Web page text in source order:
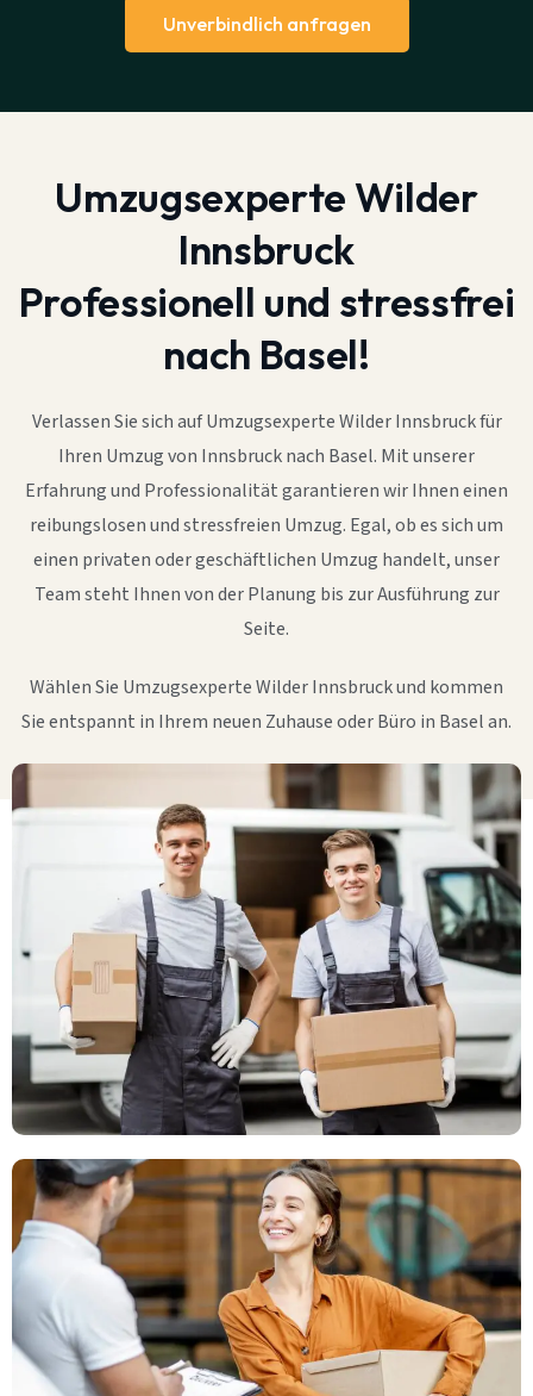
Unverbindlich anfragen
Umzugsexperte Wilder
Innsbruck
Professionell und stressfrei
nach Basel!
Verlassen Sie sich auf Umzugsexperte Wilder Innsbruck für
Ihren Umzug von Innsbruck nach Basel. Mit unserer
Erfahrung und Professionalität garantieren wir Ihnen einen
reibungslosen und stressfreien Umzug. Egal, ob es sich um
einen privaten oder geschäftlichen Umzug handelt, unser
Team steht Ihnen von der Planung bis zur Ausführung zur
Seite.
Wählen Sie Umzugsexperte Wilder Innsbruck und kommen
Sie entspannt in Ihrem neuen Zuhause oder Büro in Basel an.